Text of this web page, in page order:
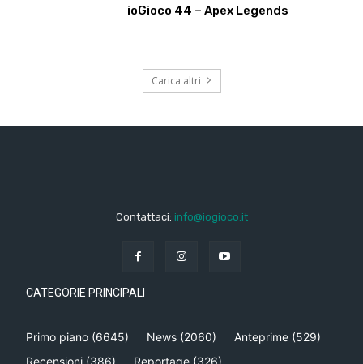
ioGioco 44 – Apex Legends
Carica altri
Contattaci: info@iogioco.it
CATEGORIE PRINCIPALI
Primo piano (6645) News (2060) Anteprime (529)
Recensioni (386) Reportage (326)